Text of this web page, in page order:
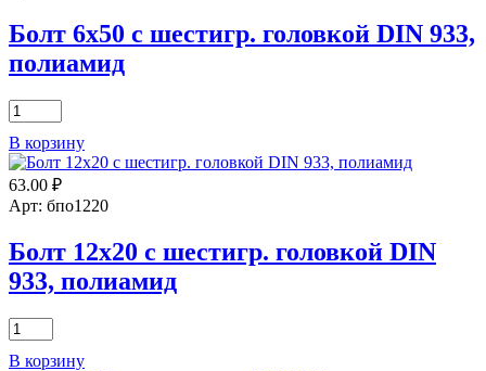
DIN
933,
полиамид
Болт 6х50 с шестигр. головкой DIN 933,
полиамид
Количество
товара
Болт
6х50
с
шестигр.
DIN
933,
полиамид
В корзину
63.00 ₽
Арт: бпо1220
Болт 12х20 с шестигр. головкой DIN
933, полиамид
Количество
товара
Болт
В корзину